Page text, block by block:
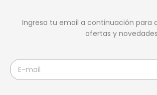
Ingresa tu email a continuación para
ofertas y